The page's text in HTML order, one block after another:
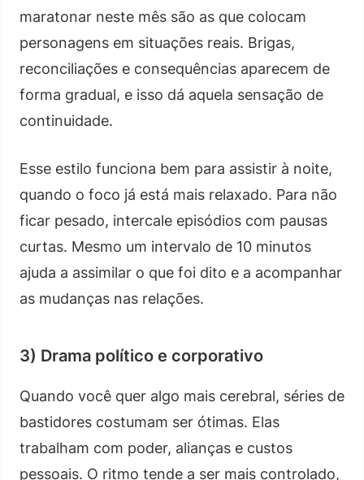
maratonar neste mês são as que colocam
personagens em situações reais. Brigas,
reconciliações e consequências aparecem de
forma gradual, e isso dá aquela sensação de
continuidade.
Esse estilo funciona bem para assistir à noite,
quando o foco já está mais relaxado. Para não
ficar pesado, intercale episódios com pausas
curtas. Mesmo um intervalo de 10 minutos
ajuda a assimilar o que foi dito e a acompanhar
as mudanças nas relações.
3) Drama político e corporativo
Quando você quer algo mais cerebral, séries de
bastidores costumam ser ótimas. Elas
trabalham com poder, alianças e custos
pessoais. O ritmo tende a ser mais controlado,